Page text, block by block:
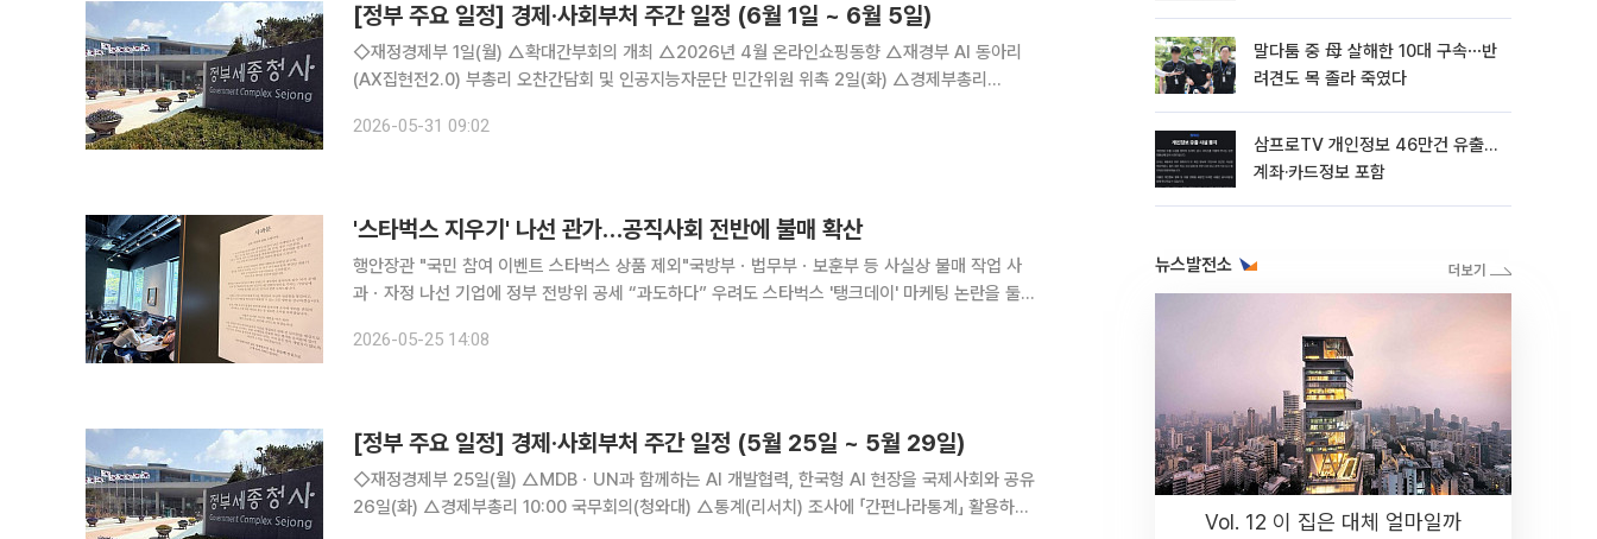
[정부 주요 일정] 경제·사회부처 주간 일정 (6월 1일 ~ 6월 5일)
◇재정경제부 1일(월) △확대간부회의 개최 △2026년 4월 온라인쇼핑동향 △재경부 AI 동아리
(AX집현전2.0) 부총리 오찬간담회 및 인공지능자문단 민간위원 위촉 2일(화) △경제부총리
2026-05-31 09:02
'스타벅스 지우기' 나선 관가…공직사회 전반에 불매 확산
행안장관 "국민 참여 이벤트 스타벅스 상품 제외"국방부ㆍ법무부ㆍ보훈부 등 사실상 불매 작업 사
과ㆍ자정 나선 기업에 정부 전방위 공세 “과도하다” 우려도 스타벅스 '탱크데이' 마케팅 논란을 둘러
등 전방위로 스타벅스 지우기에 나서면서 이용에 부담을 느끼는
2026-05-25 14:08
[정부 주요 일정] 경제·사회부처 주간 일정 (5월 25일 ~ 5월 29일)
◇재정경제부 25일(월) △MDBㆍUN과 함께하는 AI 개발협력, 한국형 AI 현장을 국제사회와 공유
26일(화) △경제부총리 10:00 국무회의(청와대) △통계(리서치) 조사에 「간편나라통계」 활용하세
말다툼 중 母 살해한 10대 구속⋯반
려견도 목 졸라 죽였다
삼프로TV 개인정보 46만건 유출…
계좌·카드정보 포함
뉴스발전소
Vol. 12 이 집은 대체 얼마일까